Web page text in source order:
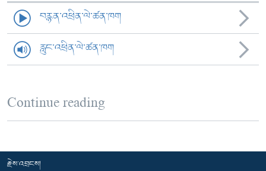
བརྙན་འཕྲིན་ལེ་ཚན་ཁག
རླུང་འཕྲིན་ལེ་ཚན་ཁག
Continue reading
རྗེས་འབྲངས།